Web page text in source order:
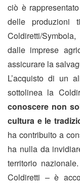
ciò è
delle produzioni
Coldiretti/
dalle imprese
assicurare la
L’acquisto di un
sottolinea la
conoscere non
cultura e le
ha contribuito a
ha nulla da
territorio
Coldiretti – è